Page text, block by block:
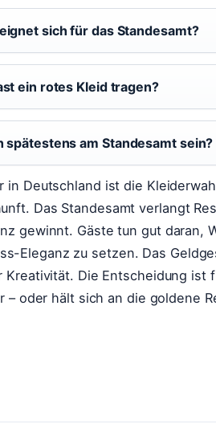
sich für das Standesamt?
ein rotes Kleid tragen?
spätestens am Standesamt sein?
in Deutschland ist die
Das Standesamt verlangt
gewinnt. Gäste tun gut daran,
Eleganz zu setzen. Das
Kreativität. Die Entscheidung ist
– oder hält sich an die goldene